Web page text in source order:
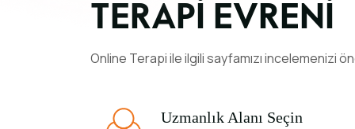
TERAPİ EVRENİ
Online Terapi ile ilgili sayfamızı incelemenizi
Uzmanlık Alanı Seçin